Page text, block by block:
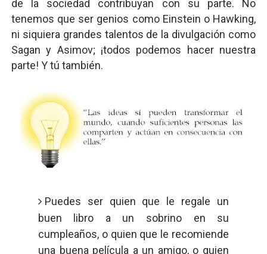
de la sociedad contribuyan con su parte. No
tenemos que ser genios como Einstein o Hawking,
ni siquiera grandes talentos de la divulgación como
Sagan y Asimov; ¡todos podemos hacer nuestra
parte! Y tú también.
Puedes ser quien que le regale un
buen libro a un sobrino en su
cumpleaños, o quien que le recomiende
una buena película a un amigo, o quien